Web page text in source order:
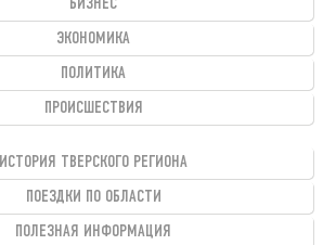
БИЗНЕС
ЭКОНОМИКА
ПОЛИТИКА
ПРОИСШЕСТВИЯ
ИСТОРИЯ ТВЕРСКОГО РЕГИОНА
ПОЕЗДКИ ПО ОБЛАСТИ
ПОЛЕЗНАЯ ИНФОРМАЦИЯ